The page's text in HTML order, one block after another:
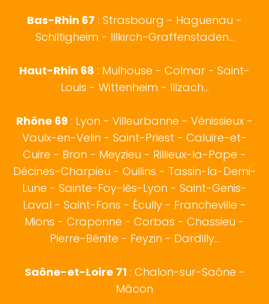
Bas-Rhin 67 : Strasbourg - Haguenau -
Schiltigheim - Illkirch-Graffenstaden...
Haut-Rhin 68 : Mulhouse - Colmar - Saint-
Louis - Wittenheim - Illzach...
Rhône 69 : Lyon - Villeurbanne - Vénissieux -
Vaulx-en-Velin - Saint-Priest - Caluire-et-
Cuire - Bron - Meyzieu - Rillieux-la-Pape -
Décines-Charpieu - Oullins - Tassin-la-Demi-
Lune - Sainte-Foy-lès-Lyon - Saint-Genis-
Laval - Saint-Fons - Écully - Francheville -
Mions - Craponne - Corbas - Chassieu -
Pierre-Bénite - Feyzin - Dardilly...
Saône-et-Loire 71: Chalon-sur-Saône -
Mâcon